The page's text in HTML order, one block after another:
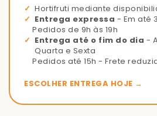
Hortifruti mediante
Entrega expressa - Em até
Pedidos de 9h às 19h
Entrega até o fim do dia -
Quarta e Sexta
Pedidos até 15h - Frete
ESCOLHER ENTREGA HOJE →